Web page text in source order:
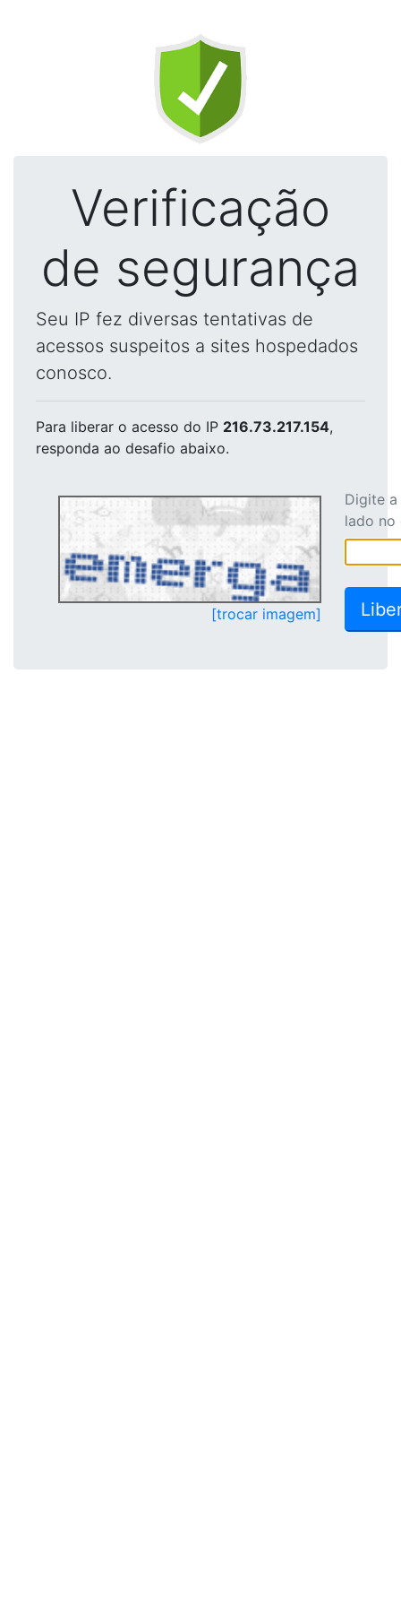
Verificação
de segurança
Seu IP fez diversas tentativas de
acessos suspeitos a sites hospedados
conosco.
Para liberar o acesso do IP 216.73.217.154,
responda ao desafio abaixo.
[trocar imagem]
Digite
lado no